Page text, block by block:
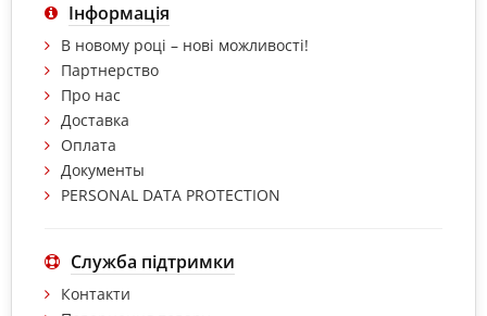
Інформація
В новому році – нові можливості!
Партнерство
Про нас
Доставка
Оплата
Документы
PERSONAL DATA PROTECTION
Служба підтримки
Контакти